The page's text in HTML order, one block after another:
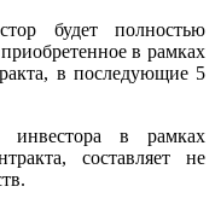
будет полностью
в рамках
в последующие 5
инвестора в рамках
составляет не